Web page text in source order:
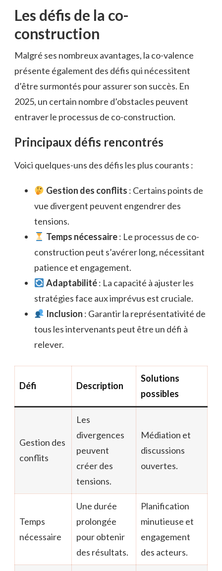
Les défis de la co-
construction
Malgré ses nombreux avantages, la co-valence
présente également des défis qui nécessitent
d’être surmontés pour assurer son succès. En
2025, un certain nombre d’obstacles peuvent
entraver le processus de co-construction.
Principaux défis rencontrés
Voici quelques-uns des défis les plus courants :
Gestion des conflits : Certains points de
vue divergent peuvent engendrer des
tensions.
Temps nécessaire: Le processus de co-
construction peut s’avérer long, nécessitant
patience et engagement.
Adaptabilité: La capacité à ajuster les
stratégies face aux imprévus est cruciale.
Inclusion : Garantir la représentativité de
tous les intervenants peut être un défi à
relever.
Défi Description
Solutions
possibles
Gestion des
conflits
Les
divergences
peuvent
créer des
tensions.
Médiation et
discussions
ouvertes.
Temps
nécessaire
Une durée
prolongée
pour obtenir
des résultats.
Planification
minutieuse et
engagement
des acteurs.